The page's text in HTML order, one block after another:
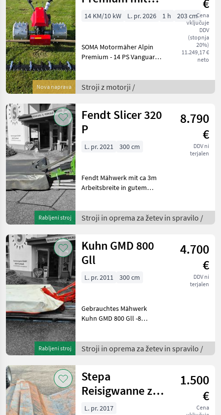
Nova naprava
Doppelmessermähwerk
€
Cena
vključuje
DDV
(stopnja
20%)
11.249,17 €
neto
14 KM/10 kW L. pr. 2026 1 h 203 cm
SOMA Motormäher Alpin
Premium - 14 PS Vanguard
Doppelmesserbalken 203
cm ESM - Stabiler Lenkholm
Stroji z motorji /
Rabljeni stroj
Fendt Slicer 320
P
8.790
€
DDV ni
terjalen
L. pr. 2021 300 cm
Fendt Mähwerk mit ca 3m
Arbeitsbreite in gutem
Gelenkwelle, sofort
verfügbar. Viele weitere
Grünlandger
Stroji in oprema za žetev in spravilo /
Rabljeni stroj
Kuhn GMD 800
Gll
4.700
€
DDV ni
terjalen
L. pr. 2011 300 cm
Gebrauchtes Mähwerk
Kuhn GMD 800 Gll -8
Klingenschnellwechsel -
Baujahr 2011 Das Mähwerk
Stroji in oprema za žetev in spravilo /
Stepa
Reisigwanne zu
FHL12AK
1.500
€
Cena
L. pr. 2017